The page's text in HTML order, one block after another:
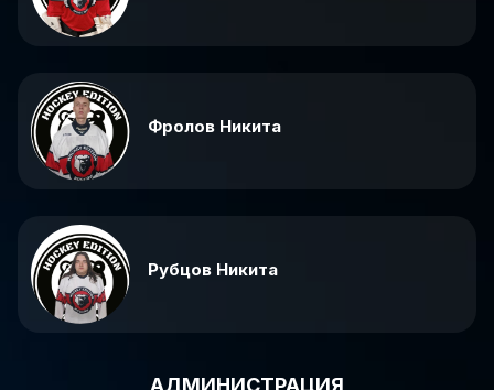
Фролов Никита
Рубцов Никита
АДМИНИСТРАЦИЯ